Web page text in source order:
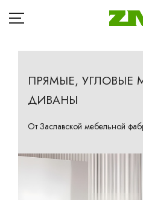
ГЛАВНАЯ
КАТАЛОГ
БЛОГ
ПРЯМЫЕ, УГЛОВЫЕ
ДИВАНЫ
От Заславской мебельной